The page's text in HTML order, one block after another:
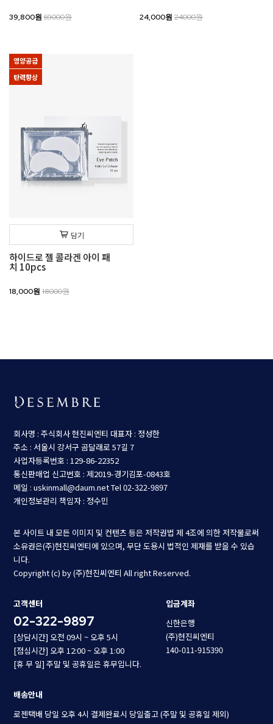
39,800원 69000원 24,000원 24000원
영양공급
탄력향상
담기
하이드로 젤 콜라겐 아이 패
치 10pcs
18,000원 18000원
회사명 : 주식회사 현진씨엔티 대표자 : 정성한
주소 : 서울시 강서구 곰달래로 57길 7
사업자등록번호 : 129-86-22352
통신판매업 신고번호 : 제2019-경기김포-0843호
메일 : uskinmall@daum.netTel 02-322-9897
개인정보관리 책임자 : 정수민
본 사이트 내 모든 이미지 및 컨텐츠 등은 저작권법 제 4조에 의한 저작물로써
소유권은(주)현진씨엔티에 있으며, 무단 도용시 법적인 제재를 받을 수 있습
니다.
Copyright (c) by (주)현진씨엔티 All right Reserved.
고객센터
02-322-9897
[상담시간] 오전 09시 ~ 오후 5시
[점심시간] 오후 12:00 ~ 오후 1:00
[휴 무 일] 주말 및 공휴일은 휴무입니다.
입금계좌
신한은행
(주)현진씨엔티
140-011-915390
배송안내
로젠택배 당일 오후 4시 결제완료시 당일출고 (주말 및 공휴일 제외)